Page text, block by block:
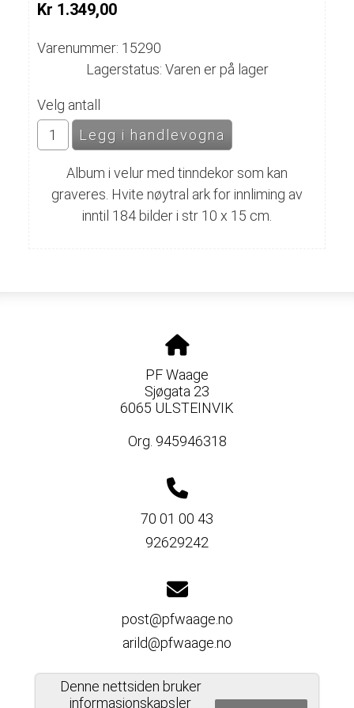
Kr 1.349,00
Varenummer: 15290
Lagerstatus: Varen er på lager
Velg antall
Album i velur med tinndekor som kan
graveres. Hvite nøytral ark for innliming av
inntil 184 bilder i str 10 x 15 cm.
PF Waage
Sjøgata 23
6065 ULSTEINVIK
Org. 945946318
70 01 00 43
92629242
post@pfwaage.no
arild@pfwaage.no
Denne nettsiden bruker
informasjonskapsler